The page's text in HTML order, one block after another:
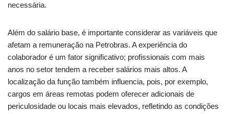
necessária.
Além do salário base, é importante considerar as variáveis que
afetam a remuneração na Petrobras. A experiência do
colaborador é um fator significativo; profissionais com mais
anos no setor tendem a receber salários mais altos. A
localização da função também influencia, pois, por exemplo,
cargos em áreas remotas podem oferecer adicionais de
periculosidade ou locais mais elevados, refletindo as condições